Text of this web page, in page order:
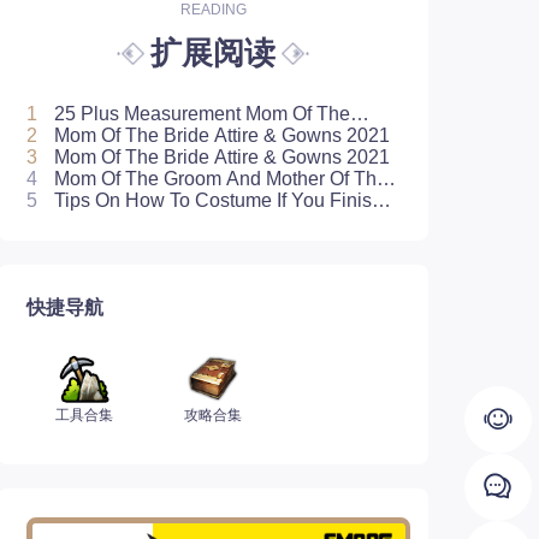
READING
扩展阅读
1
Bride Dresses Your Mom Will Rock
2
Mom Of The Bride Attire & Gowns 2021
3
Mom Of The Bride Attire & Gowns 2021
4
Bride Dresses
5
快捷导航
工具合集 攻略合集